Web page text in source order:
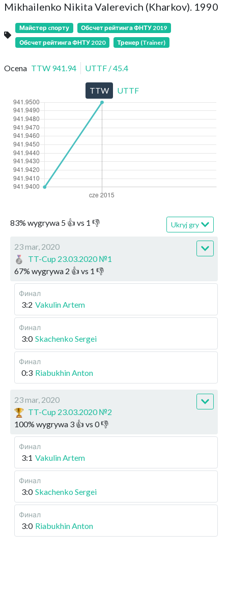
Mikhailenko Nikita Valerevich (Kharkov). 1990
Майстер cпорту
Обсчет рейтинга ФНТУ 2019
Обсчет рейтинга ФНТУ 2020
Тренер (Trainer)
Ocena TTW 941.94 UTTF /45.4
83% wygrywa 5 👍 vs 1 👎 Ukryj gry
23 mar, 2020
TT-Cup 23.03.2020 №1
67% wygrywa 2 👍 vs 1 👎
Финал
3:2 Vakulin Artem
Финал
3:0 Skachenko Sergei
Финал
0:3 Riabukhin Anton
23 mar, 2020
TT-Cup 23.03.2020 №2
100% wygrywa 3 👍 vs 0👎
Финал
3:1 Vakulin Artem
Финал
3:0 Skachenko Sergei
Финал
3:0 Riabukhin Anton
TTW UTTF